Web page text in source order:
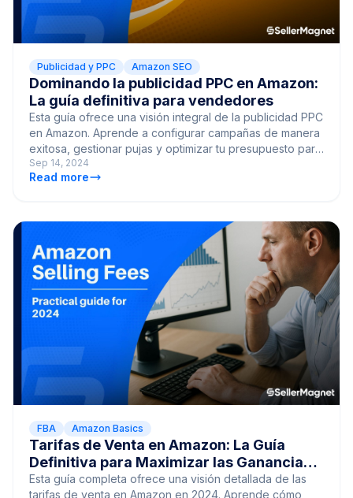
Publicidad y PPC Amazon SEO
Dominando la publicidad PPC en Amazon:
La guía definitiva para vendedores
Esta guía ofrece una visión integral de la publicidad PPC
en Amazon. Aprende a configurar campañas de manera
exitosa, gestionar pujas y optimizar tu presupuesto para
maximizar el ROI de tu publicidad en Amazon.
Sep 14, 2024
Read more
FBA Amazon Basics
Tarifas de Venta en Amazon: La Guía
Definitiva para Maximizar las Ganancias
en 2024
Esta guía completa ofrece una visión detallada de las
tarifas de venta en Amazon en 2024. Aprende cómo